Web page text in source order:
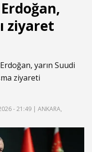
ziyaret
yarın Suudi
ziyareti
- 21:49 | ANKARA,